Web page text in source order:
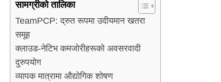
सामग्रीको तालिका
TeamPCP: द्रुत रूपमा उदीयमान खतरा
समूह
क्लाउड-नेटिभ कमजोरीहरूको अवसरवादी
दुरुपयोग
व्यापक मात्रामा औद्योगिक शोषण